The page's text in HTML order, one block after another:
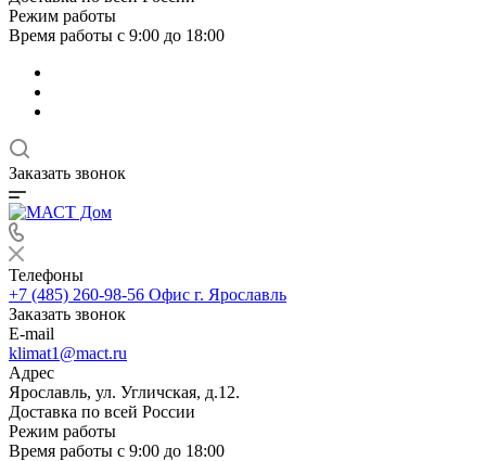
Режим работы
Время работы с 9:00 до 18:00
Заказать звонок
Телефоны
+7 (485) 260-98-56 Офис г. Ярославль
Заказать звонок
E-mail
klimat1@mact.ru
Адрес
Ярославль, ул. Угличская, д.12.
Доставка по всей России
Режим работы
Время работы с 9:00 до 18:00